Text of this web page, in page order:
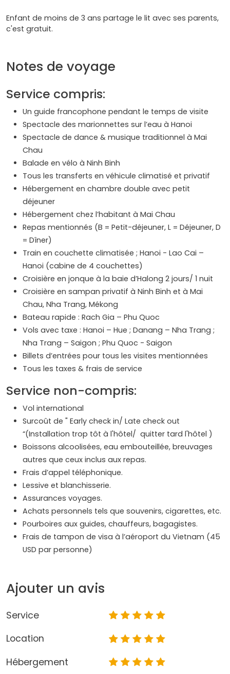
Enfant de moins de 3 ans partage le lit avec ses parents,
c'est gratuit.
Notes de voyage
Service compris:
Un guide francophone pendant le temps de visite
Spectacle des marionnettes sur l’eau à Hanoi
Spectacle de dance & musique traditionnel à Mai
Chau
Balade en vélo à Ninh Binh
Tous les transferts en véhicule climatisé et privatif
Hébergement en chambre double avec petit
déjeuner
Hébergement chez l’habitant à Mai Chau
Repas mentionnés (B = Petit-déjeuner, L = Déjeuner, D
= Dîner)
Train en couchette climatisée ; Hanoi - Lao Cai –
Hanoi (cabine de 4 couchettes)
Croisière en jonque à la baie d’Halong 2 jours/ 1 nuit
Croisière en sampan privatif à Ninh Binh et à Mai
Chau, Nha Trang, Mékong
Bateau rapide : Rach Gia – Phu Quoc
Vols avec taxe : Hanoi – Hue ; Danang – Nha Trang ;
Nha Trang – Saigon ; Phu Quoc - Saigon
Billets d’entrées pour tous les visites mentionnées
Tous les taxes & frais de service
Service non-compris:
Vol international
Surcoût de " Early check in/ Late check out
“(Installation trop tôt à l'hôtel/ quitter tard l'hôtel )
Boissons alcoolisées, eau embouteillée, breuvages
autres que ceux inclus aux repas.
Frais d’appel téléphonique.
Lessive et blanchisserie.
Assurances voyages.
Achats personnels tels que souvenirs, cigarettes, etc.
Pourboires aux guides, chauffeurs, bagagistes.
Frais de tampon de visa à l’aéroport du Vietnam (45
USD par personne)
Ajouter un avis
Service
Location
Hébergement